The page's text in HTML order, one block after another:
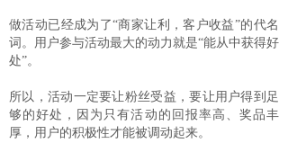
做活动已经成为了“商家让利，客户收益”的代名
词。用户参与活动最大的动力就是“能从中获得好
处”。
所以，活动一定要让粉丝受益，要让用户得到足
够的好处，因为只有活动的回报率高、奖品丰
厚，用户的积极性才能被调动起来。